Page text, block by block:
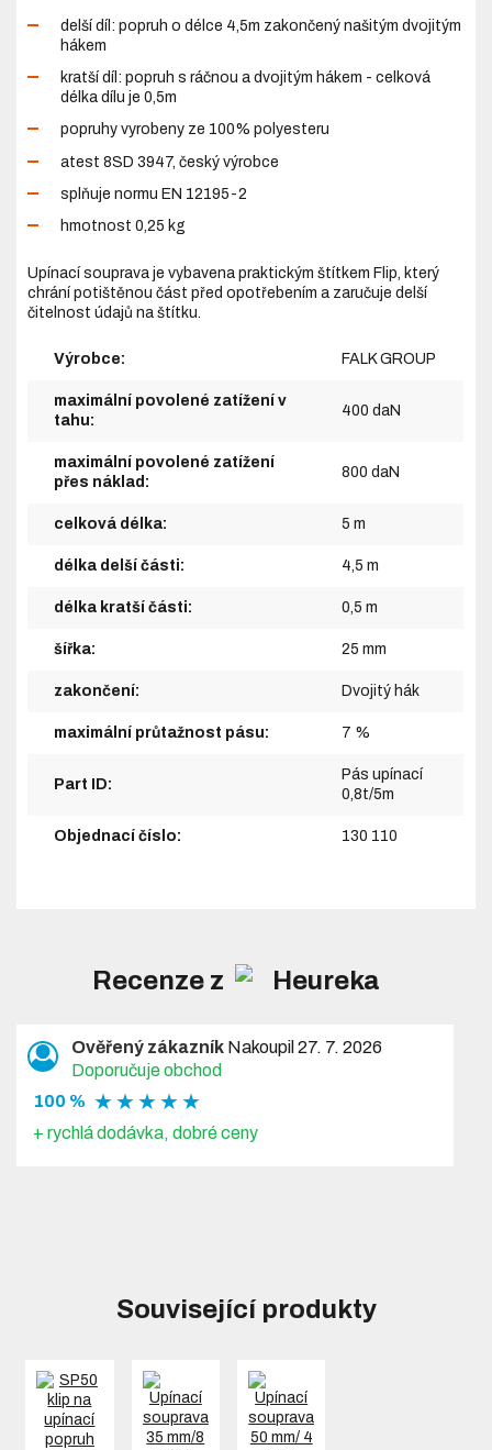
delší díl: popruh o délce 4,5m zakončený našitým dvojitým
hákem
kratší díl: popruh s ráčnou a dvojitým hákem - celková
délka dílu je 0,5m
popruhy vyrobeny ze 100% polyesteru
atest 8SD 3947, český výrobce
splňuje normu EN 12195-2
hmotnost 0,25 kg
Upínací souprava je vybavena praktickým štítkem Flip, který
chrání potištěnou část před opotřebením a zaručuje delší
čitelnost údajů na štítku.
Výrobce: FALK GROUP
maximální povolené zatížení v
tahu:
400 daN
maximální povolené zatížení
přes náklad:
800 daN
celková délka: 5 m
délka delší části: 4,5 m
délka kratší části: 0,5 m
šířka: 25 mm
zakončení: Dvojitý hák
maximální průtažnost pásu: 7 %
Part ID:
Pás upínací
0,8t/5m
Objednací číslo: 130 110
Recenze z
Ověřený zákazník Nakoupil 27. 7. 2026
Doporučuje obchod
100 % ★ ★ ★ ★ ★
+ rychlá dodávka, dobré ceny
Související produkty